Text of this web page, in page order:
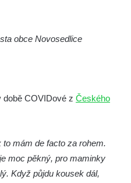
Náměstí v
ve
obce Novosedlice
době COVIDové z Českého
to mám de facto za rohem.
moc pěkný, pro maminky
Když půjdu kousek dál,